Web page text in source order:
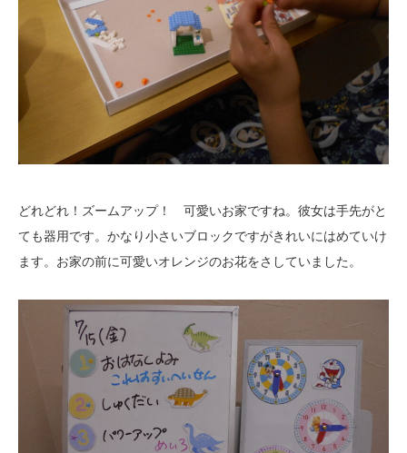
どれどれ！ズームアップ！ 可愛いお家ですね。彼女は手先がと
ても器用です。かなり小さいブロックですがきれいにはめていけ
ます。お家の前に可愛いオレンジのお花をさしていました。